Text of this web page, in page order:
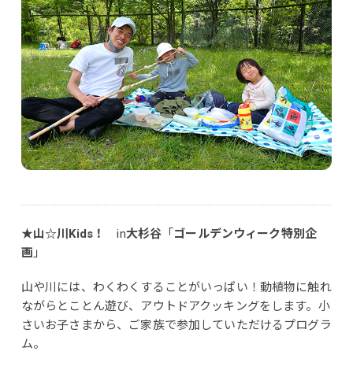
★山☆川Kids！ in大杉谷 「 ゴールデンウィーク特別企
画 」
山や川には、わくわくすることがいっぱい！動植物に触れ
ながらとことん遊び、アウトドアクッキングをします。小
さいお子さまから、ご家族で参加していただけるプログラ
ム。